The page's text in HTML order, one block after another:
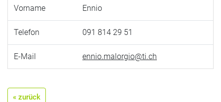
Vorname Ennio
Telefon 091 814 29 51
E-Mail ennio.malorgio@ti.ch
« zurück